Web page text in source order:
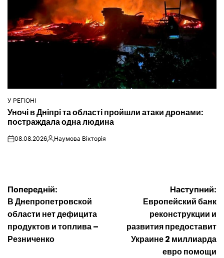
ОПУБЛІКУВАТИ
У
У РЕГІОНІ
Уночі в Дніпрі та області пройшли атаки дронами:
постраждала одна людина
on08.08.2026Опубліковано
Наумова Вікторія
Навігація
записів
Попередній:
В Днепропетровской
области нет дефицита
продуктов и топлива –
Резниченко
Наступний:
Европейский банк
реконструкции и
развития предоставит
Украине 2 миллиарда
евро помощи